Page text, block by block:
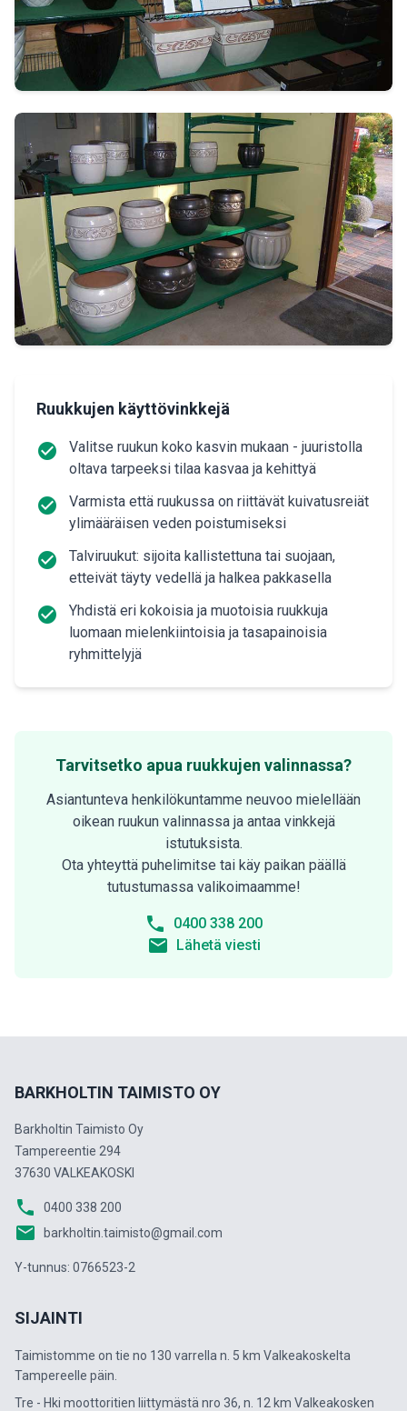
Ruukkujen käyttövinkkejä
check_circle
Valitse ruukun koko kasvin mukaan - juuristolla
oltava tarpeeksi tilaa kasvaa ja kehittyä
check_circle
Varmista että ruukussa on riittävät kuivatusreiät
ylimääräisen veden poistumiseksi
check_circle
Talviruukut: sijoita kallistettuna tai suojaan,
etteivät täyty vedellä ja halkea pakkasella
check_circle
Yhdistä eri kokoisia ja muotoisia ruukkuja
luomaan mielenkiintoisia ja tasapainoisia
ryhmittelyjä
Tarvitsetko apua ruukkujen valinnassa?
Asiantunteva henkilökuntamme neuvoo mielellään
oikean ruukun valinnassa ja antaa vinkkejä
istutuksista.
Ota yhteyttä puhelimitse tai käy paikan päällä
tutustumassa valikoimaamme!
phone 0400 338 200
email Lähetä viesti
BARKHOLTIN TAIMISTO OY
Barkholtin Taimisto Oy
Tampereentie 294
37630 VALKEAKOSKI
phone 0400 338 200
email barkholtin.taimisto@gmail.com
Y-tunnus: 0766523-2
SIJAINTI
Taimistomme on tie no 130 varrella n. 5 km Valkeakoskelta
Tampereelle päin.
Tre - Hki moottoritien liittymästä nro 36, n. 12 km Valkeakosken